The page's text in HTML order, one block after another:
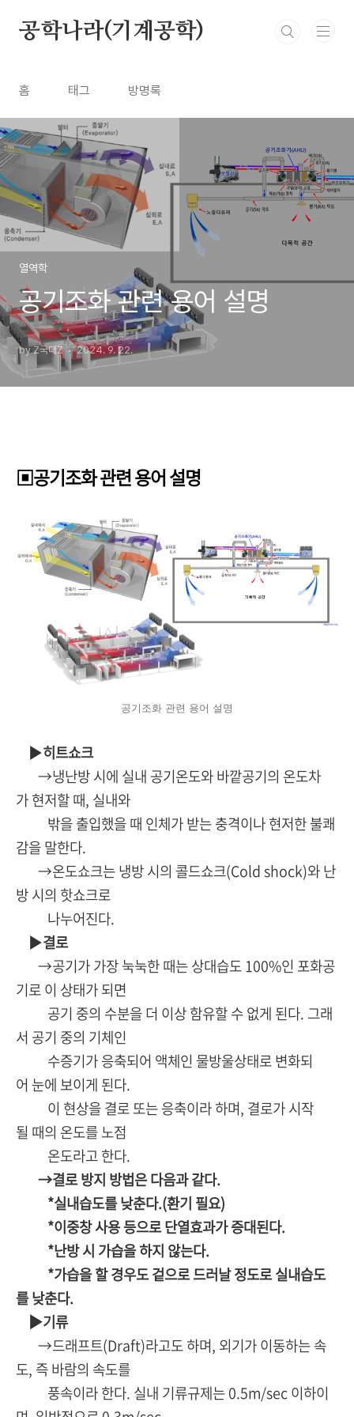
공학나라(기계공학)
홈 태그 방명록
열역학
공기조화 관련 용어 설명
by Z국대Z 2024. 9. 22.
▣공기조화 관련 용어 설명
공기조화 관련 용어 설명
▶히트쇼크
→냉난방 시에 실내 공기온도와 바깥공기의 온도차
가 현저할 때, 실내와
밖을 출입했을 때 인체가 받는 충격이나 현저한 불쾌
감을 말한다.
→온도쇼크는 냉방 시의 콜드쇼크(Cold shock)와 난
방 시의 핫쇼크로
나누어진다.
▶결로
→공기가 가장 눅눅한 때는 상대습도 100%인 포화공
기로 이 상태가 되면
공기 중의 수분을 더 이상 함유할 수 없게 된다. 그래
서 공기 중의 기체인
수증기가 응축되어 액체인 물방울상태로 변화되
어 눈에 보이게 된다.
이 현상을 결로 또는 응축이라 하며, 결로가 시작
될 때의 온도를 노점
온도라고 한다.
→결로 방지 방법은 다음과 같다.
*실내습도를 낮춘다.(환기 필요)
*이중창 사용 등으로 단열효과가 증대된다.
*난방 시 가습을 하지 않는다.
*가습을 할 경우도 겉으로 드러날 정도로 실내습도
를 낮춘다.
▶기류
→드래프트(Draft)라고도 하며, 외기가 이동하는 속
도, 즉 바람의 속도를
풍속이라 한다. 실내 기류규제는 0.5m/sec 이하이